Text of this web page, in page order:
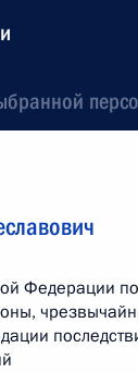
Федерации